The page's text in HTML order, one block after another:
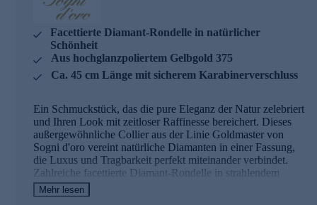
Facettierte Diamant-Rondelle in natürlicher
Schönheit
Aus hochglanzpoliertem Gelbgold 375
Ca. 45 cm Länge mit sicherem Karabinerverschluss
Ein Schmuckstück, das die pure Eleganz der Natur zelebriert
und Ihren Look mit zeitloser Raffinesse bereichert. Dieses
außergewöhnliche Collier aus der Linie Goldmaster von
Sogni d'oro vereint natürliche Diamanten in einer Fassung,
die Luxus und Tragbarkeit perfekt miteinander verbindet.
Zahlreiche facettierte Diamant-Rondelle in strahlendem
Weiß sind auf einen Stahldraht gefädelt und bilden eine
durchgehende Kette voller Brillanz. Die natürlichen
Mehr lesen